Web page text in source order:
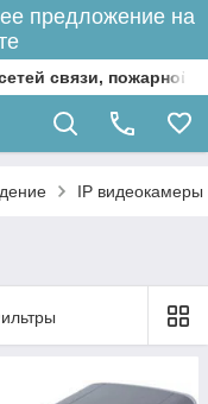
предложение на
связи, пожарной
IP видеокамеры